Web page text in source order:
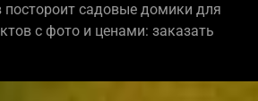
постороит садовые домики для
с фото и ценами: заказать